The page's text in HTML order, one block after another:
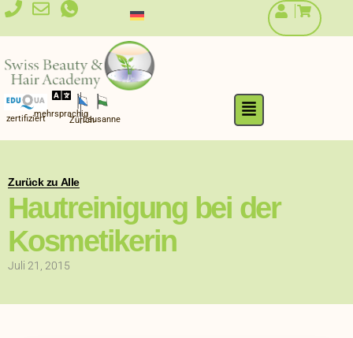
Zum
zertifiziertmehrsprachig
ZürichLausanne
Flyout
Menu
Zurück zu Alle
Hautreinigung bei der
Kosmetikerin
Juli 21, 2015